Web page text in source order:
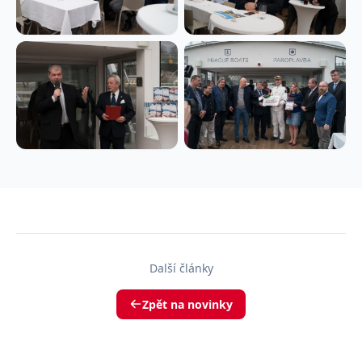
Další články
Zpět na novinky